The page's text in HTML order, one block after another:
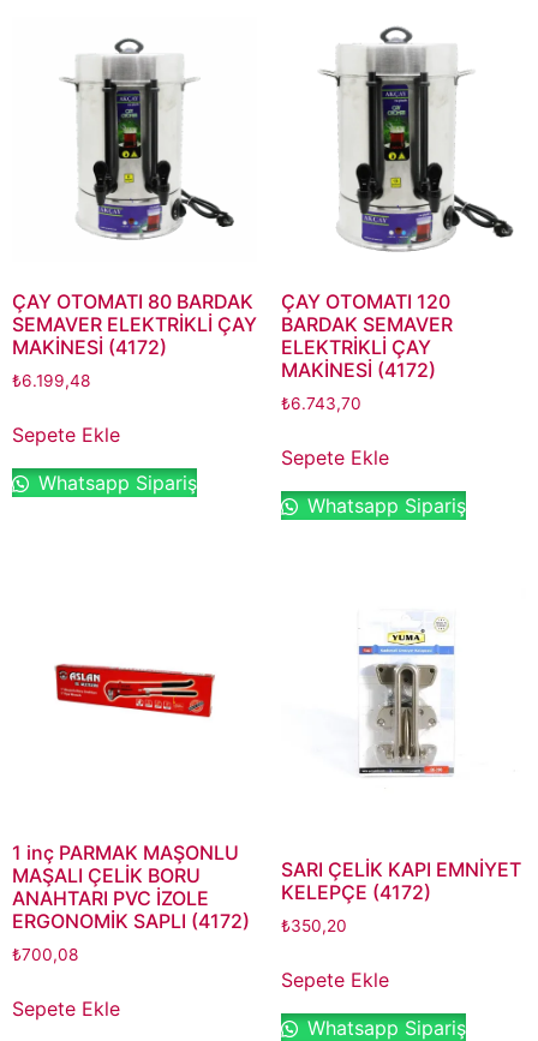
ÇAY OTOMATI 80 BARDAK
SEMAVER ELEKTRİKLİ ÇAY
MAKİNESİ (4172)
₺6.199,48
Sepete Ekle
Whatsapp Sipariş
ÇAY OTOMATI 120
BARDAK SEMAVER
ELEKTRİKLİ ÇAY
MAKİNESİ (4172)
₺6.743,70
Sepete Ekle
Whatsapp Sipariş
1 inç PARMAK MAŞONLU
MAŞALI ÇELİK BORU
ANAHTARI PVC İZOLE
ERGONOMİK SAPLI (4172)
₺700,08
Sepete Ekle
SARI ÇELİK KAPI EMNİYET
KELEPÇE (4172)
₺350,20
Sepete Ekle
Whatsapp Sipariş